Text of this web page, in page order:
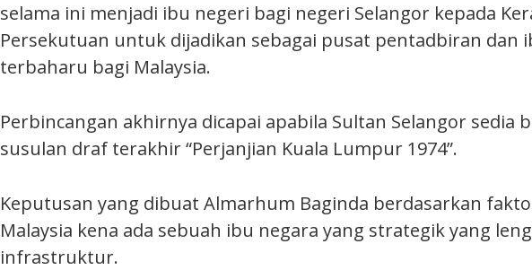
selama ini menjadi ibu negeri bagi negeri Selangor kepada
Persekutuan untuk dijadikan sebagai pusat pentadbiran dan
terbaharu bagi Malaysia.
Perbincangan akhirnya dicapai apabila Sultan Selangor sedia
susulan draf terakhir “Perjanjian Kuala Lumpur 1974”.
Keputusan yang dibuat Almarhum Baginda berdasarkan
Malaysia kena ada sebuah ibu negara yang strategik yang
infrastruktur.